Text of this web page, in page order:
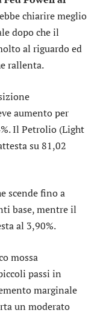
chiarire meglio
dopo che il
al riguardo ed
rallenta.
aumento per
Il Petrolio (Light
su 81,02
scende fino a
base, mentre il
al 3,90%.
mossa
passi in
marginale
un moderato